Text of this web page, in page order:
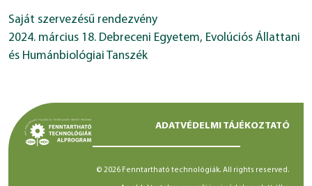
Saját szervezésű rendezvény
2024. március 18. Debreceni Egyetem, Evolúciós Állattani
és Humánbiológiai Tanszék
ADATVÉDELMI TÁJÉKOZTATÓ
© 2026 Fenntartható technológiák. All rights reserved.